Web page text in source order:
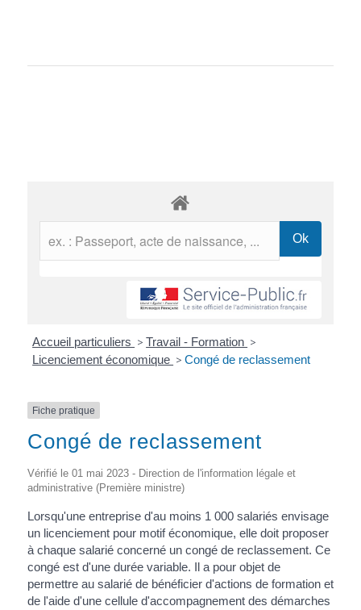
Accueil particuliers > Travail - Formation >
Licenciement économique > Congé de reclassement
Fiche pratique
Congé de reclassement
Vérifié le 01 mai 2023 - Direction de l'information légale et
administrative (Première ministre)
Lorsqu'une entreprise d'au moins 1 000 salariés envisage
un licenciement pour motif économique, elle doit proposer
à chaque salarié concerné un congé de reclassement. Ce
congé est d'une durée variable. Il a pour objet de
permettre au salarié de bénéficier d'actions de formation et
de l'aide d'une cellule d'accompagnement des démarches